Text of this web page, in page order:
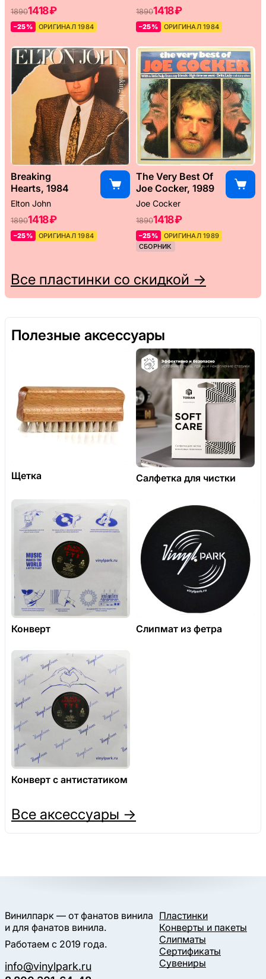
18901418 ₽
–25% ОРИГИНАЛ 1984
18901418 ₽
–25% ОРИГИНАЛ 1984
Breaking
Hearts, 1984
Elton John
18901418 ₽
–25% ОРИГИНАЛ 1984
The Very Best Of
Joe Cocker, 1989
Joe Cocker
18901418 ₽
–25%
ОРИГИНАЛ 1989
СБОРНИК
Все пластинки со скидкой →
Полезные аксессуары
Щетка Салфетка для чистки
Конверт Слипмат из фетра
Конверт с антистатиком
Все аксессуары →
Винилпарк — от фанатов винила
и для фанатов винила.
Работаем с 2019 года.
info@vinylpark.ru
Пластинки
Конверты и пакеты
Слипматы
Сертификаты
Сувениры